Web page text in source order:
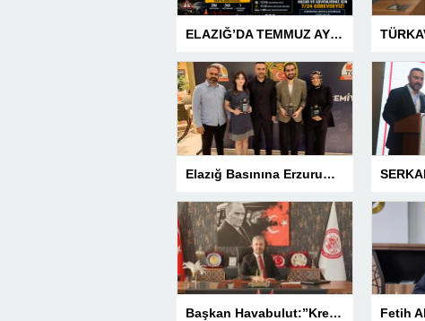
ELAZIĞ’DA TEMMUZ AYI ASAYİŞ BİLANÇOSU AÇIKLANDI: 1 AYDA 1.032 ŞAHIS YAKALANDI, 207 TUTUKLAMA
Elazığ Basınına Erzurum’da 3 Ödül
Başkan Havabulut:”Kredi Kartı Komisyonları Esnafın Kazancını Eritiyor”